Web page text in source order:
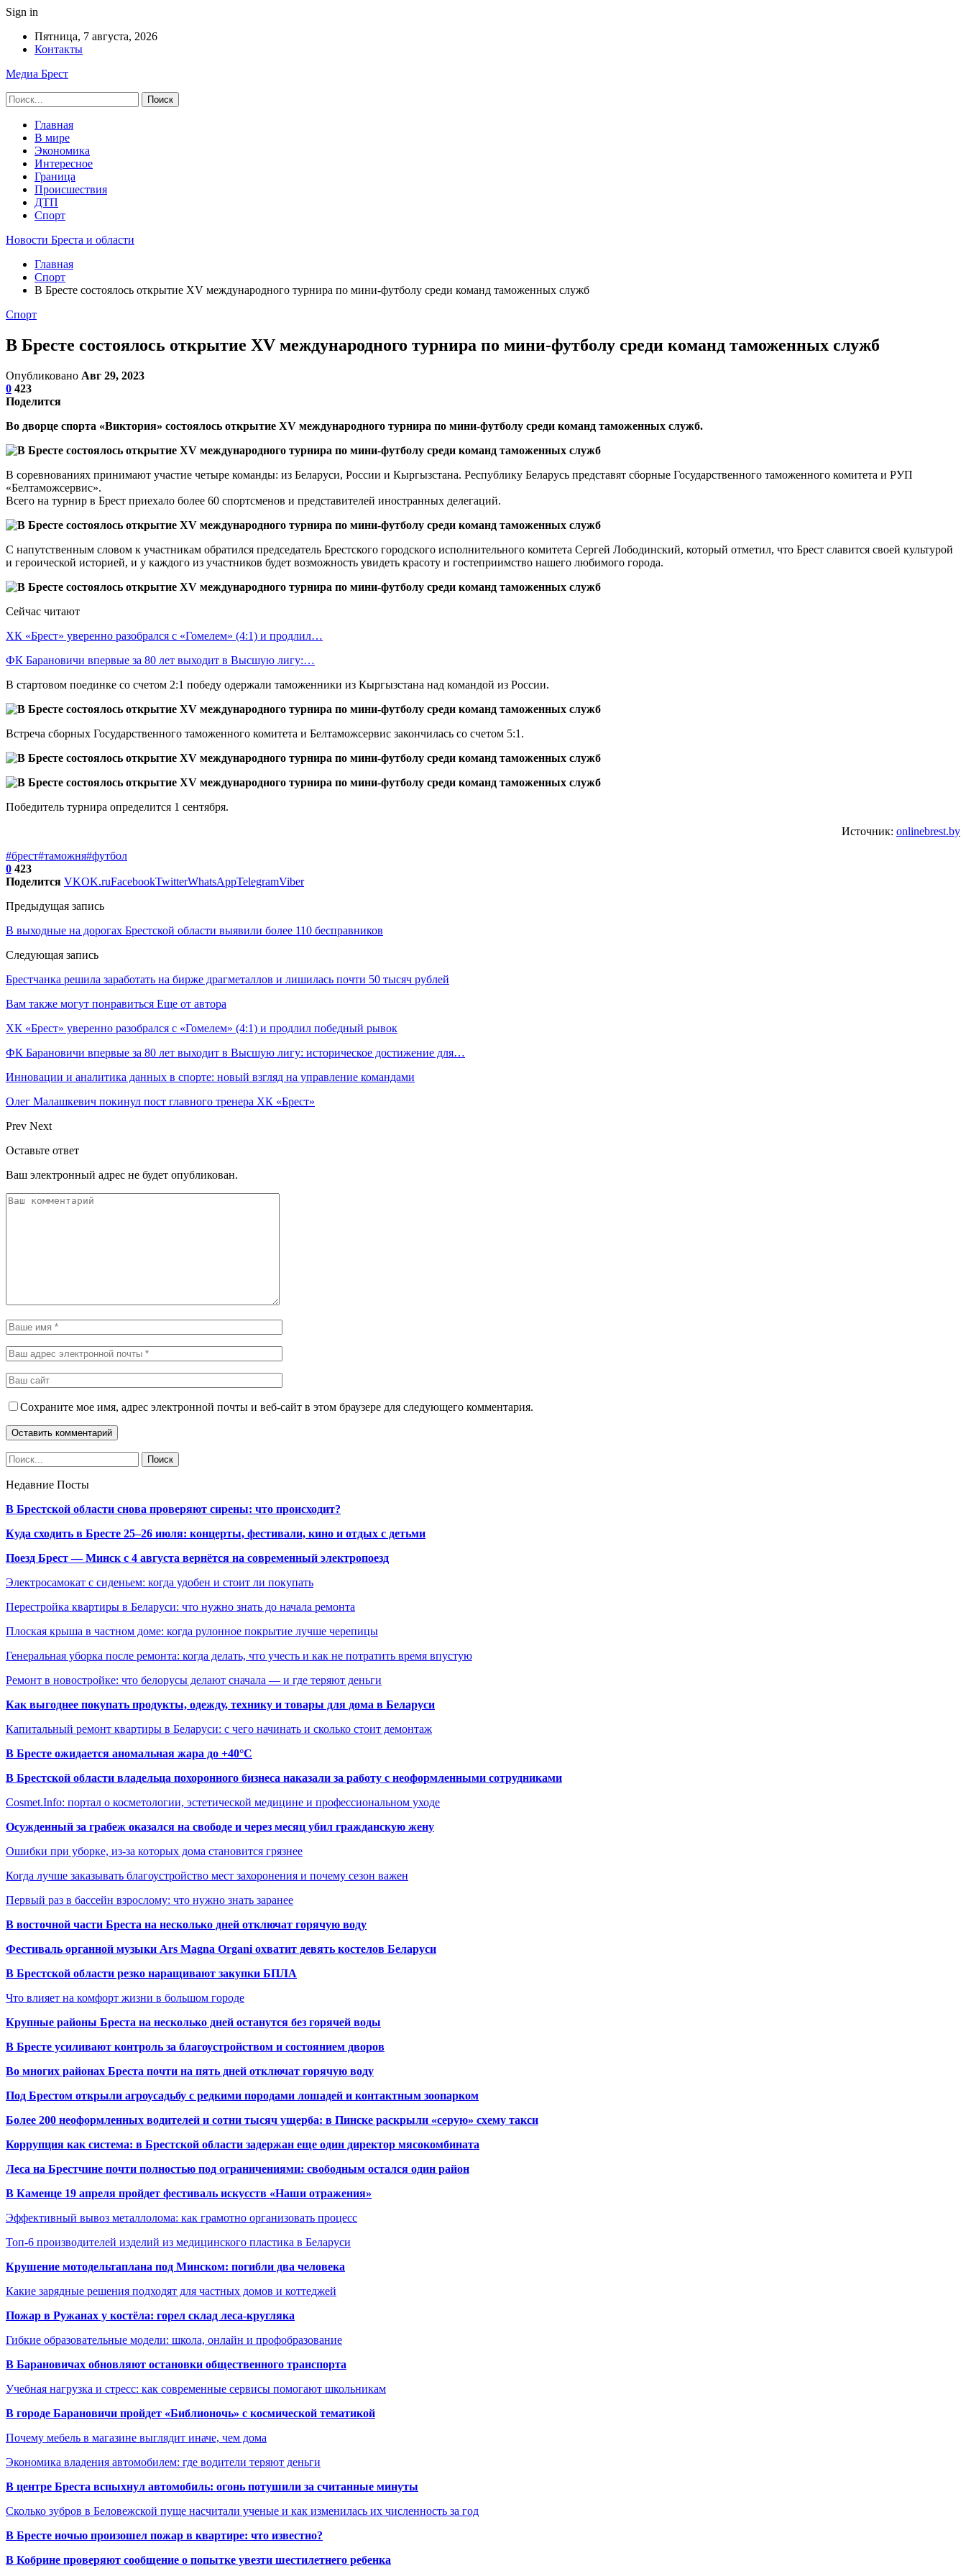
Sign in
Пятница, 7 августа, 2026
Контакты
Медиа Брест
Главная
В мире
Экономика
Интересное
Граница
Происшествия
ДТП
Спорт
Новости Бреста и области
Главная
Спорт
В Бресте состоялось открытие XV международного турнира по мини-футболу среди команд таможенных служб
Спорт
В Бресте состоялось открытие XV международного турнира по мини-футболу среди команд таможенных служб
Опубликовано Авг 29, 2023
0 423
Поделится
Во дворце спорта «Виктория» состоялось открытие XV международного турнира по мини-футболу среди команд таможенных служб.
В соревнованиях принимают участие четыре команды: из Беларуси, России и Кыргызстана. Республику Беларусь представят сборные Государственного таможенного комитета и РУП
«Белтаможсервис».
Всего на турнир в Брест приехало более 60 спортсменов и представителей иностранных делегаций.
С напутственным словом к участникам обратился председатель Брестского городского исполнительного комитета Сергей Лободинский, который отметил, что Брест славится своей культурой
и героической историей, и у каждого из участников будет возможность увидеть красоту и гостеприимство нашего любимого города.
Сейчас читают
ХК «Брест» уверенно разобрался с «Гомелем» (4:1) и продлил…
ФК Барановичи впервые за 80 лет выходит в Высшую лигу:…
В стартовом поединке со счетом 2:1 победу одержали таможенники из Кыргызстана над командой из России.
Встреча сборных Государственного таможенного комитета и Белтаможсервис закончилась со счетом 5:1.
Победитель турнира определится 1 сентября.
Источник: onlinebrest.by
#брест#таможня#футбол
0 423
Поделится VKOK.ruFacebookTwitterWhatsAppTelegramViber
Предыдущая запись
В выходные на дорогах Брестской области выявили более 110 бесправников
Следующая запись
Брестчанка решила заработать на бирже драгметаллов и лишилась почти 50 тысяч рублей
Вам также могут понравиться Еще от автора
ХК «Брест» уверенно разобрался с «Гомелем» (4:1) и продлил победный рывок
ФК Барановичи впервые за 80 лет выходит в Высшую лигу: историческое достижение для…
Инновации и аналитика данных в спорте: новый взгляд на управление командами
Олег Малашкевич покинул пост главного тренера ХК «Брест»
Prev Next
Оставьте ответ
Ваш электронный адрес не будет опубликован.
Сохраните мое имя, адрес электронной почты и веб-сайт в этом браузере для следующего комментария.
Недавние Посты
В Брестской области снова проверяют сирены: что происходит?
Куда сходить в Бресте 25–26 июля: концерты, фестивали, кино и отдых с детьми
Поезд Брест — Минск с 4 августа вернётся на современный электропоезд
Электросамокат с сиденьем: когда удобен и стоит ли покупать
Перестройка квартиры в Беларуси: что нужно знать до начала ремонта
Плоская крыша в частном доме: когда рулонное покрытие лучше черепицы
Генеральная уборка после ремонта: когда делать, что учесть и как не потратить время впустую
Ремонт в новостройке: что белорусы делают сначала — и где теряют деньги
Как выгоднее покупать продукты, одежду, технику и товары для дома в Беларуси
Капитальный ремонт квартиры в Беларуси: с чего начинать и сколько стоит демонтаж
В Бресте ожидается аномальная жара до +40°C
В Брестской области владельца похоронного бизнеса наказали за работу с неоформленными сотрудниками
Cosmet.Info: портал о косметологии, эстетической медицине и профессиональном уходе
Осужденный за грабеж оказался на свободе и через месяц убил гражданскую жену
Ошибки при уборке, из-за которых дома становится грязнее
Когда лучше заказывать благоустройство мест захоронения и почему сезон важен
Первый раз в бассейн взрослому: что нужно знать заранее
В восточной части Бреста на несколько дней отключат горячую воду
Фестиваль органной музыки Ars Magna Organi охватит девять костелов Беларуси
В Брестской области резко наращивают закупки БПЛА
Что влияет на комфорт жизни в большом городе
Крупные районы Бреста на несколько дней останутся без горячей воды
В Бресте усиливают контроль за благоустройством и состоянием дворов
Во многих районах Бреста почти на пять дней отключат горячую воду
Под Брестом открыли агроусадьбу с редкими породами лошадей и контактным зоопарком
Более 200 неоформленных водителей и сотни тысяч ущерба: в Пинске раскрыли «серую» схему такси
Коррупция как система: в Брестской области задержан еще один директор мясокомбината
Леса на Брестчине почти полностью под ограничениями: свободным остался один район
В Каменце 19 апреля пройдет фестиваль искусств «Наши отражения»
Эффективный вывоз металлолома: как грамотно организовать процесс
Топ-6 производителей изделий из медицинского пластика в Беларуси
Крушение мотодельтаплана под Минском: погибли два человека
Какие зарядные решения подходят для частных домов и коттеджей
Пожар в Ружанах у костёла: горел склад леса-кругляка
Гибкие образовательные модели: школа, онлайн и профобразование
В Барановичах обновляют остановки общественного транспорта
Учебная нагрузка и стресс: как современные сервисы помогают школьникам
В городе Барановичи пройдет «Библионочь» с космической тематикой
Почему мебель в магазине выглядит иначе, чем дома
Экономика владения автомобилем: где водители теряют деньги
В центре Бреста вспыхнул автомобиль: огонь потушили за считанные минуты
Сколько зубров в Беловежской пуще насчитали ученые и как изменилась их численность за год
В Бресте ночью произошел пожар в квартире: что известно?
В Кобрине проверяют сообщение о попытке увезти шестилетнего ребенка